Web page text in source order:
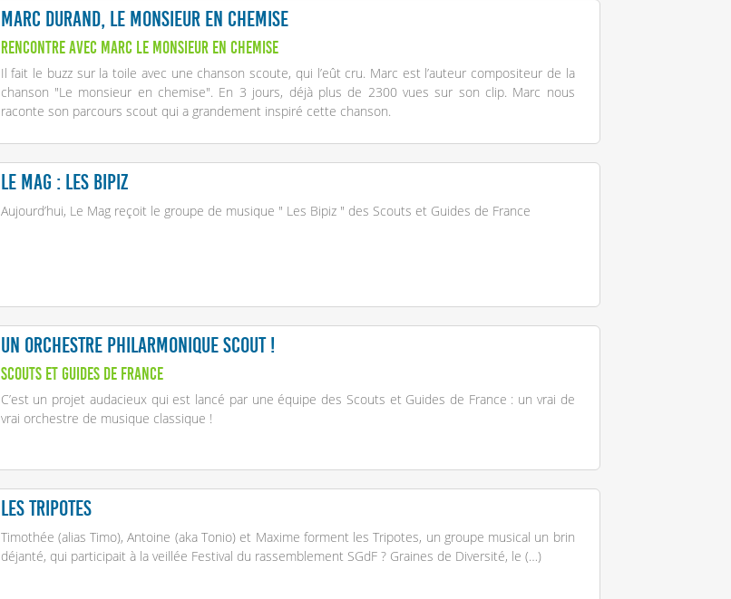
Marc Durand, le monsieur en chemise
Rencontre avec Marc Le monsieur en chemise
Il fait le buzz sur la toile avec une chanson scoute, qui l’eût cru. Marc est l’auteur compositeur de la
chanson "Le monsieur en chemise". En 3 jours, déjà plus de 2300 vues sur son clip. Marc nous
raconte son parcours scout qui a grandement inspiré cette chanson.
Le Mag : Les bipiz
Aujourd’hui, Le Mag reçoit le groupe de musique " Les Bipiz " des Scouts et Guides de France
Un orchestre philarmonique scout !
Scouts et Guides de France
C’est un projet audacieux qui est lancé par une équipe des Scouts et Guides de France : un vrai de
vrai orchestre de musique classique !
Les Tripotes
Timothée (alias Timo), Antoine (aka Tonio) et Maxime forment les Tripotes, un groupe musical un brin
déjanté, qui participait à la veillée Festival du rassemblement SGdF ? Graines de Diversité, le (…)